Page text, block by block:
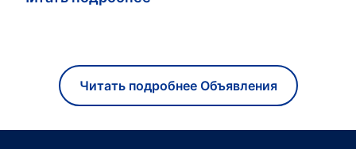
Читать подробнее Объявления